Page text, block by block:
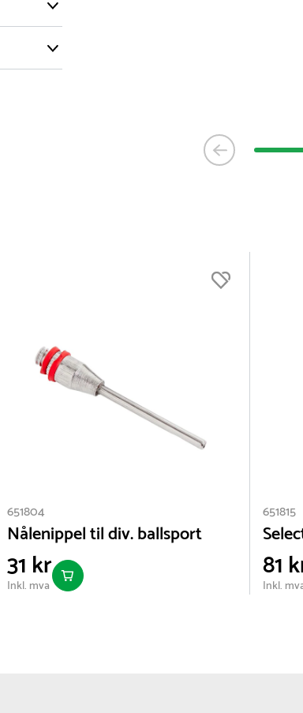
651804
Nålenippel til div. ballsport
31 kr
Inkl. mva
651815
81
Inkl.